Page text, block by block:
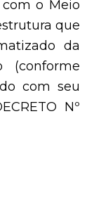
o Meio
que
da
(conforme
com seu
Nº